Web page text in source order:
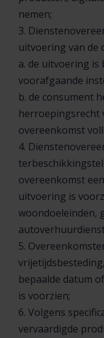
nemen;
3.
uitvoering van de
a. de uitvoering
voorafgaande
b. de consument
herroepingsrecht
overeenkomst
4.
overeenkomst
uitvoering is
woondoeleinden,
5.
bepaalde datum
is voorzien;
6. Volgens
vervaardigde